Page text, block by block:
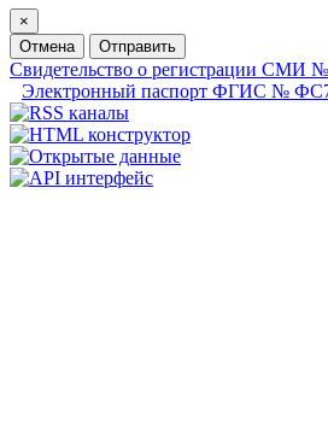
×
Отмена
Отправить
Свидетельство о регистрации СМИ
Электронный паспорт ФГИС №